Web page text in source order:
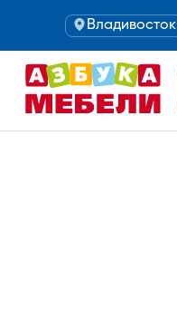
Владивосток